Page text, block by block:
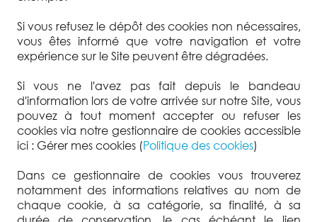
Si vous refusez le dépôt des cookies non nécessaires,
vous êtes informé que votre navigation et votre
expérience sur le Site peuvent être dégradées.
Si vous ne l'avez pas fait depuis le bandeau
d'information lors de votre arrivée sur notre Site, vous
pouvez à tout moment accepter ou refuser les
cookies via notre gestionnaire de cookies accessible
ici : Gérer mes cookies (Politique des cookies)
Dans ce gestionnaire de cookies vous trouverez
notamment des informations relatives au nom de
chaque cookie, à sa catégorie, sa finalité, à sa